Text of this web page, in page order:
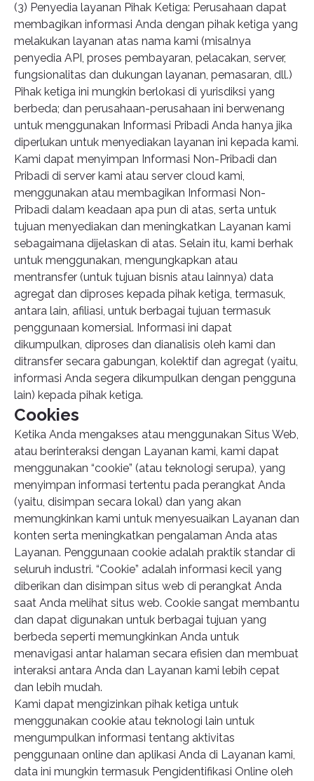
(3) Penyedia layanan Pihak Ketiga: Perusahaan dapat
membagikan informasi Anda dengan pihak ketiga yang
melakukan layanan atas nama kami (misalnya
penyedia API, proses pembayaran, pelacakan, server,
fungsionalitas dan dukungan layanan, pemasaran, dll.)
Pihak ketiga ini mungkin berlokasi di yurisdiksi yang
berbeda; dan perusahaan-perusahaan ini berwenang
untuk menggunakan Informasi Pribadi Anda hanya jika
diperlukan untuk menyediakan layanan ini kepada kami.
Kami dapat menyimpan Informasi Non-Pribadi dan
Pribadi di server kami atau server cloud kami,
menggunakan atau membagikan Informasi Non-
Pribadi dalam keadaan apa pun di atas, serta untuk
tujuan menyediakan dan meningkatkan Layanan kami
sebagaimana dijelaskan di atas. Selain itu, kami berhak
untuk menggunakan, mengungkapkan atau
mentransfer (untuk tujuan bisnis atau lainnya) data
agregat dan diproses kepada pihak ketiga, termasuk,
antara lain, afiliasi, untuk berbagai tujuan termasuk
penggunaan komersial. Informasi ini dapat
dikumpulkan, diproses dan dianalisis oleh kami dan
ditransfer secara gabungan, kolektif dan agregat (yaitu,
informasi Anda segera dikumpulkan dengan pengguna
lain) kepada pihak ketiga.
Cookies
Ketika Anda mengakses atau menggunakan Situs Web,
atau berinteraksi dengan Layanan kami, kami dapat
menggunakan “cookie” (atau teknologi serupa), yang
menyimpan informasi tertentu pada perangkat Anda
(yaitu, disimpan secara lokal) dan yang akan
memungkinkan kami untuk menyesuaikan Layanan dan
konten serta meningkatkan pengalaman Anda atas
Layanan. Penggunaan cookie adalah praktik standar di
seluruh industri. “Cookie” adalah informasi kecil yang
diberikan dan disimpan situs web di perangkat Anda
saat Anda melihat situs web. Cookie sangat membantu
dan dapat digunakan untuk berbagai tujuan yang
berbeda seperti memungkinkan Anda untuk
menavigasi antar halaman secara efisien dan membuat
interaksi antara Anda dan Layanan kami lebih cepat
dan lebih mudah.
Kami dapat mengizinkan pihak ketiga untuk
menggunakan cookie atau teknologi lain untuk
mengumpulkan informasi tentang aktivitas
penggunaan online dan aplikasi Anda di Layanan kami,
data ini mungkin termasuk Pengidentifikasi Online oleh